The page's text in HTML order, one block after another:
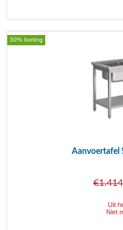
30% korting
Aanvoertafel
Uit
Niet